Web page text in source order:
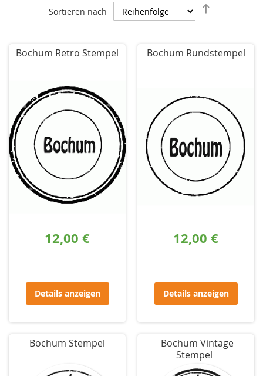
Sortieren nach
Bochum Retro Stempel
12,00 €
Details anzeigen
Bochum Rundstempel
12,00 €
Details anzeigen
Bochum Stempel
Bochum Vintage
Stempel